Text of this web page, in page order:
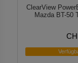
ClearView
Mazda BT-50